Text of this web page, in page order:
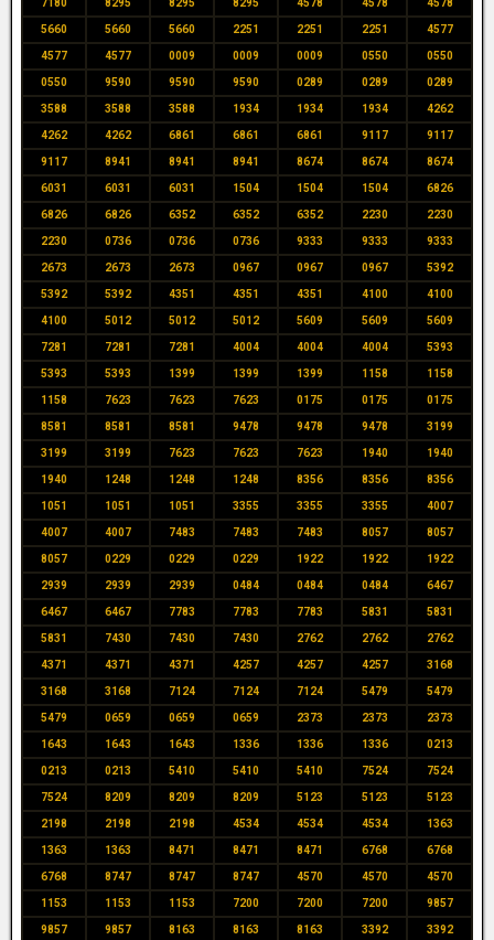
7180 8295 8295 8295 4578 4578 4578
5660 5660 5660 2251 2251 2251 4577
4577 4577 0009 0009 0009 0550 0550
0550 9590 9590 9590 0289 0289 0289
3588 3588 3588 1934 1934 1934 4262
4262 4262 6861 6861 6861 9117 9117
9117 8941 8941 8941 8674 8674 8674
6031 6031 6031 1504 1504 1504 6826
6826 6826 6352 6352 6352 2230 2230
2230 0736 0736 0736 9333 9333 9333
2673 2673 2673 0967 0967 0967 5392
5392 5392 4351 4351 4351 4100 4100
4100 5012 5012 5012 5609 5609 5609
7281 7281 7281 4004 4004 4004 5393
5393 5393 1399 1399 1399 1158 1158
1158 7623 7623 7623 0175 0175 0175
8581 8581 8581 9478 9478 9478 3199
3199 3199 7623 7623 7623 1940 1940
1940 1248 1248 1248 8356 8356 8356
1051 1051 1051 3355 3355 3355 4007
4007 4007 7483 7483 7483 8057 8057
8057 0229 0229 0229 1922 1922 1922
2939 2939 2939 0484 0484 0484 6467
6467 6467 7783 7783 7783 5831 5831
5831 7430 7430 7430 2762 2762 2762
4371 4371 4371 4257 4257 4257 3168
3168 3168 7124 7124 7124 5479 5479
5479 0659 0659 0659 2373 2373 2373
1643 1643 1643 1336 1336 1336 0213
0213 0213 5410 5410 5410 7524 7524
7524 8209 8209 8209 5123 5123 5123
2198 2198 2198 4534 4534 4534 1363
1363 1363 8471 8471 8471 6768 6768
6768 8747 8747 8747 4570 4570 4570
1153 1153 1153 7200 7200 7200 9857
9857 9857 8163 8163 8163 3392 3392